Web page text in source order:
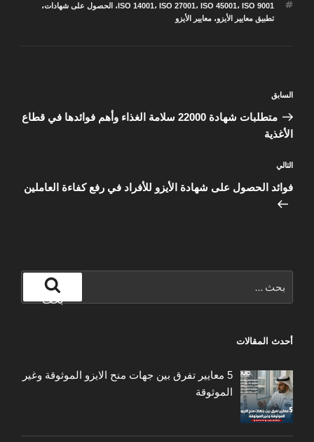
الوسوم ISO 14001 ، ISO 27001 ، ISO 45001 ، ISO 9001 ، الحصول على شهادات،
تطبيق معايير الأيزو،معايير الأيزو
المقالة
السابقة
السابق
متطلبات شهادة 22000 سلامة الغذاء وأهم فوائدها في قطاع
الأغذية
المقالة
التالية
التالي
فوائد الحصول على شهادة الأيزو للأفراد في رفع كفاءة العاملين
عن:
بحث
أحدث المقالات
5 معايير تفرق بين جهات منح الايزو الموثوقة وغير
الموثوقة